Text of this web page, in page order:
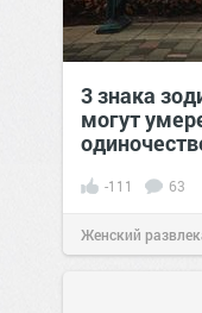
3 знака
могут
-111 63
Женский